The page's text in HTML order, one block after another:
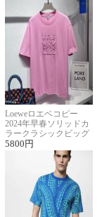
Loeweロエベコピー
2024年早春ソリッドカ
ラークラシックビッグ
ロゴ刺繍Tシャツ
5800 円